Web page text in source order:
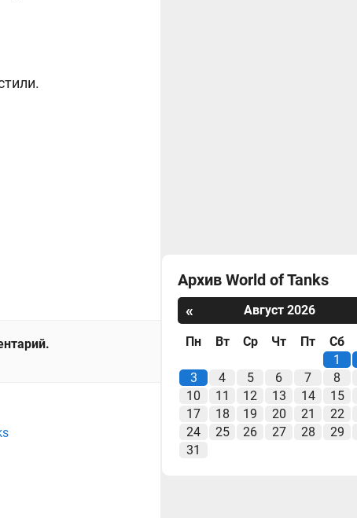
Архив World of Tanks
«
Август 2026
Пн Вт Ср Чт Пт
Сб
1
3
4 5 6 7
8
10
11 12 13 14
15
17
18 19 20 21
22
24
25 26 27 28
29
31